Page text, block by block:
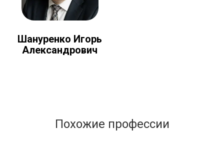
Шануренко Игорь
Александрович
Похожие профессии